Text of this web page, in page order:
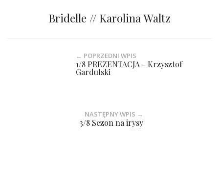
Bridelle // Karolina Waltz
← POPRZEDNI WPIS
1/8 PREZENTACJA - Krzysztof
Gardulski
NASTĘPNY WPIS →
3/8 Sezon na irysy